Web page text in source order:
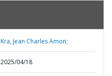
Kra, Jean Charles Amon;
2025/04/18